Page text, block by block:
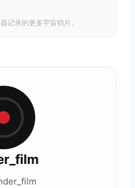
记录的更多宇宙切片。